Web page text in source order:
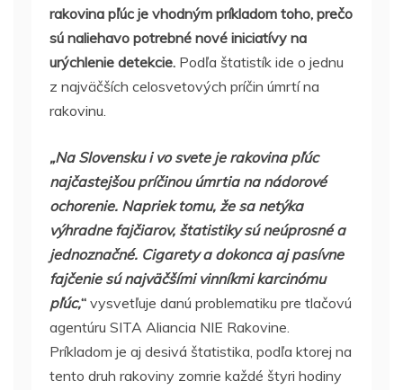
rakovina pľúc je vhodným príkladom toho, prečo
sú naliehavo potrebné nové iniciatívy na
urýchlenie detekcie. Podľa štatistík ide o jednu
z najväčších celosvetových príčin úmrtí na
rakovinu.
„Na Slovensku i vo svete je rakovina pľúc
najčastejšou príčinou úmrtia na nádorové
ochorenie. Napriek tomu, že sa netýka
výhradne fajčiarov, štatistiky sú neúprosné a
jednoznačné. Cigarety a dokonca aj pasívne
fajčenie sú najväčšími vinníkmi karcinómu
pľúc,“ vysvetľuje danú problematiku pre tlačovú
agentúru SITA Aliancia NIE Rakovine.
Príkladom je aj desivá štatistika, podľa ktorej na
tento druh rakoviny zomrie každé štyri hodiny